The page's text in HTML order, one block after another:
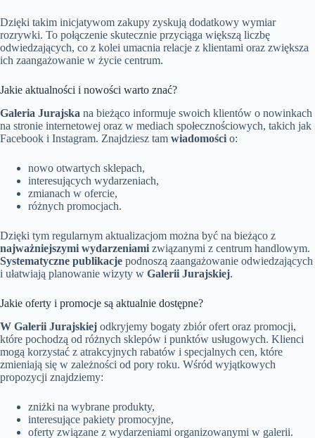
Dzięki takim inicjatywom zakupy zyskują dodatkowy wymiar
rozrywki. To połączenie skutecznie przyciąga większą liczbę
odwiedzających, co z kolei umacnia relacje z klientami oraz zwiększa
ich zaangażowanie w życie centrum.
Jakie aktualności i nowości warto znać?
Galeria Jurajska na bieżąco informuje swoich klientów o nowinkach
na stronie internetowej oraz w mediach społecznościowych, takich jak
Facebook i Instagram. Znajdziesz tam wiadomości o:
nowo otwartych sklepach,
interesujących wydarzeniach,
zmianach w ofercie,
różnych promocjach.
Dzięki tym regularnym aktualizacjom można być na bieżąco z
najważniejszymi wydarzeniami związanymi z centrum handlowym.
Systematyczne publikacje podnoszą zaangażowanie odwiedzających
i ułatwiają planowanie wizyty w Galerii Jurajskiej.
Jakie oferty i promocje są aktualnie dostępne?
W Galerii Jurajskiej odkryjemy bogaty zbiór ofert oraz promocji,
które pochodzą od różnych sklepów i punktów usługowych. Klienci
mogą korzystać z atrakcyjnych rabatów i specjalnych cen, które
zmieniają się w zależności od pory roku. Wśród wyjątkowych
propozycji znajdziemy:
zniżki na wybrane produkty,
interesujące pakiety promocyjne,
oferty związane z wydarzeniami organizowanymi w galerii.